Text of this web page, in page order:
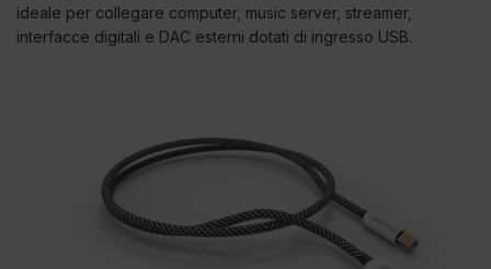
ideale per collegare computer, music server, streamer,
interfacce digitali e DAC esterni dotati di ingresso USB.